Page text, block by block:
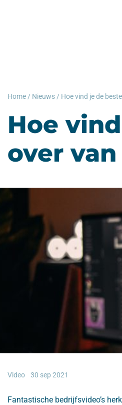
Home / Nieuws /
Hoe
over
Video 30 sep 2021
Fantastische bedrijfsvideo’s